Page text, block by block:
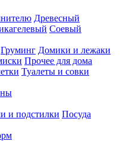
Древесный
Соевый
Груминг Домики и лежаки
Прочее для дома
Туалеты и совки
и подстилки Посуда